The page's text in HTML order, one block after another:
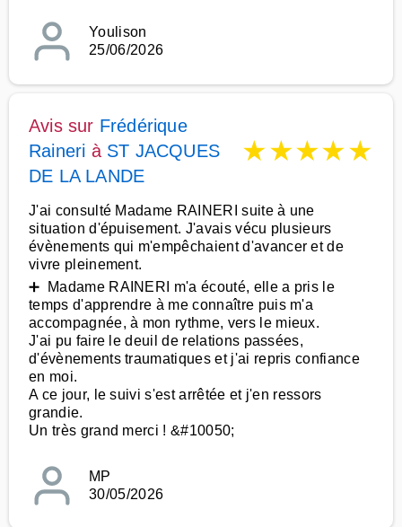
Youlison
25/06/2026
Avis sur Frédérique
Raineri à ST JACQUES
DE LA LANDE
★★★★★
J'ai consulté Madame RAINERI suite à une
situation d'épuisement. J'avais vécu plusieurs
évènements qui m'empêchaient d'avancer et de
vivre pleinement.
➕ Madame RAINERI m'a écouté, elle a pris le
temps d'apprendre à me connaître puis m'a
accompagnée, à mon rythme, vers le mieux.
J'ai pu faire le deuil de relations passées,
d'évènements traumatiques et j'ai repris confiance
en moi.
A ce jour, le suivi s'est arrêtée et j'en ressors
grandie.
Un très grand merci ! &#10050;
MP
30/05/2026